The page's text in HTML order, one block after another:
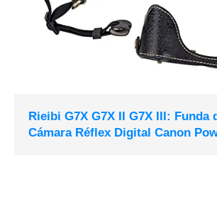
Rieibi G7X G7X II G7X III: Funda
Cámara Réflex Digital Canon